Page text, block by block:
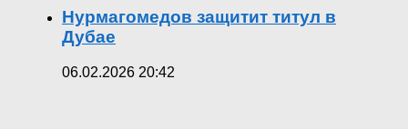
Нурмагомедов защитит титул в
Дубае
06.02.2026 20:42